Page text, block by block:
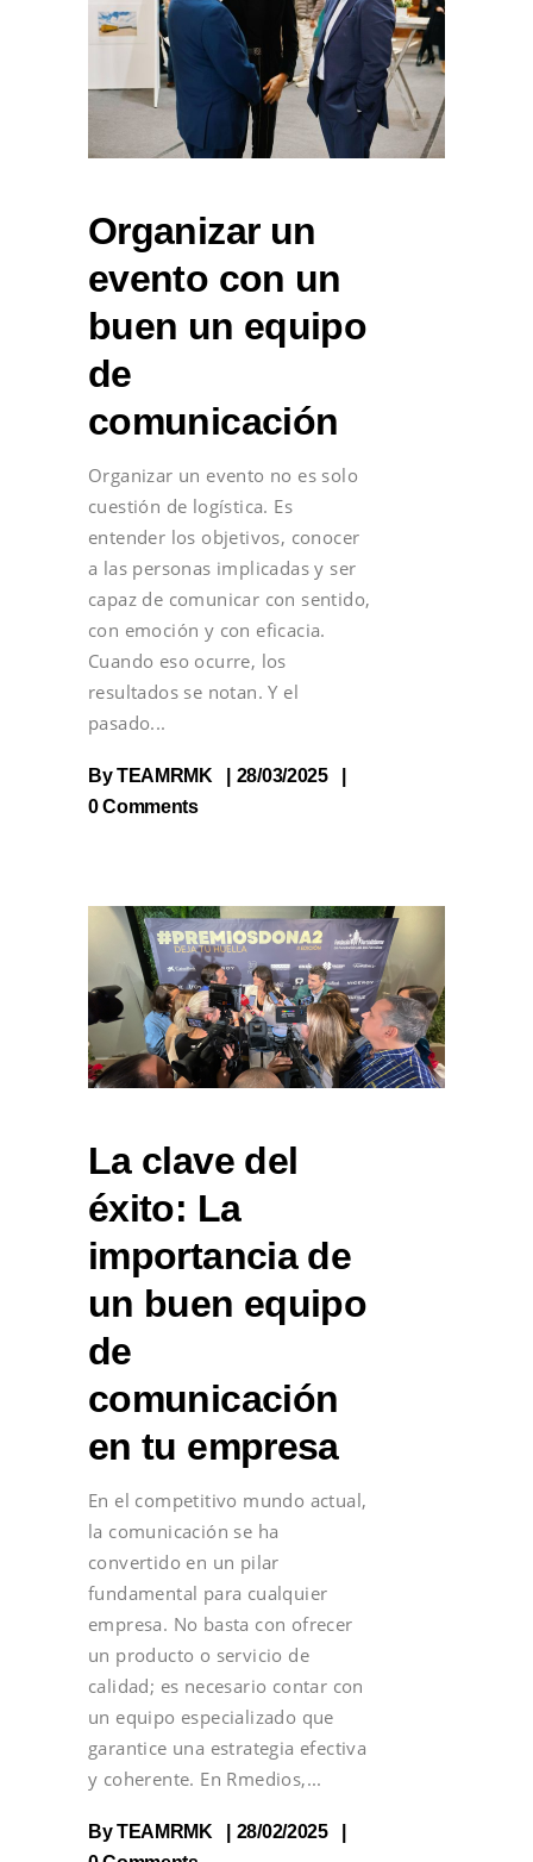
Organizar un
evento con un
buen un equipo
de
comunicación
Organizar un evento no es solo
cuestión de logística. Es
entender los objetivos, conocer
a las personas implicadas y ser
capaz de comunicar con sentido,
con emoción y con eficacia.
Cuando eso ocurre, los
resultados se notan. Y el
pasado
ByTEAMRMK
28/03/2025
0 Comments
La clave del
éxito: La
importancia de
un buen equipo
de
comunicación
en tu empresa
En el competitivo mundo actual,
la comunicación se ha
convertido en un pilar
fundamental para cualquier
empresa. No basta con ofrecer
un producto o servicio de
calidad; es necesario contar con
un equipo especializado que
garantice una estrategia efectiva
y coherente. En Rmedios,
ByTEAMRMK
28/02/2025